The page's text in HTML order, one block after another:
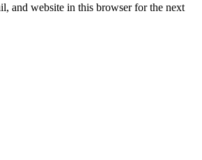
and website in this browser for the next